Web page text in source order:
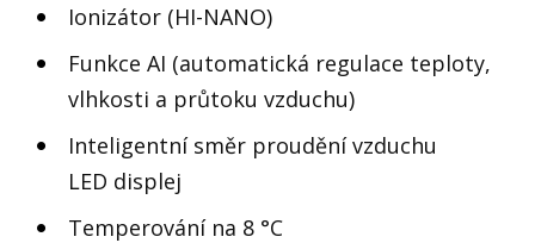
Ionizátor (HI-NANO)
Funkce AI (automatická regulace teploty,
vlhkosti a průtoku vzduchu)
Inteligentní směr proudění vzduchu
LED displej
Temperování na 8 °C